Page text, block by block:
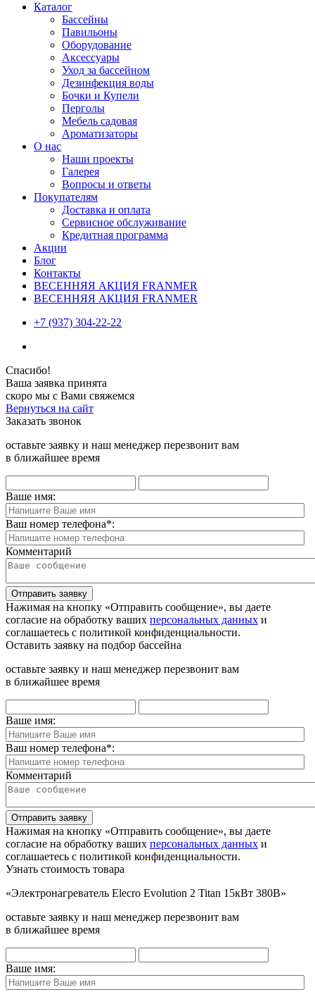
Каталог
Бассейны
Павильоны
Оборудование
Аксессуары
Уход за бассейном
Дезинфекция воды
Бочки и Купели
Перголы
Мебель садовая
Ароматизаторы
О нас
Наши проекты
Галерея
Вопросы и ответы
Покупателям
Доставка и оплата
Сервисное обслуживание
Кредитная программа
Акции
Блог
Контакты
ВЕСЕННЯЯ АКЦИЯ FRANMER
ВЕСЕННЯЯ АКЦИЯ FRANMER
+7 (937) 304-22-22
Спасибо!
Ваша заявка принята
скоро мы с Вами свяжемся
Вернуться на сайт
Заказать звонок
оставьте заявку и наш менеджер перезвонит вам
в ближайшее время
Ваше имя:
Ваш номер телефона*:
Комментарий
Отправить заявку
Нажимая на кнопку «Отправить сообщение», вы даете
согласие на обработку ваших персональных данных и
соглашаетесь с политикой конфиденциальности.
Оставить заявку на подбор бассейна
оставьте заявку и наш менеджер перезвонит вам
в ближайшее время
Ваше имя:
Ваш номер телефона*:
Комментарий
Отправить заявку
Нажимая на кнопку «Отправить сообщение», вы даете
согласие на обработку ваших персональных данных и
соглашаетесь с политикой конфиденциальности.
Узнать стоимость товара
«Электронагреватель Elecro Evolution 2 Titan 15кВт 380В»
оставьте заявку и наш менеджер перезвонит вам
в ближайшее время
Ваше имя: